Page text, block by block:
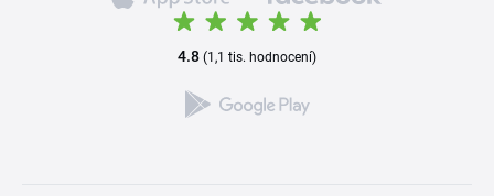
4.8 (1,1 tis. hodnocení)